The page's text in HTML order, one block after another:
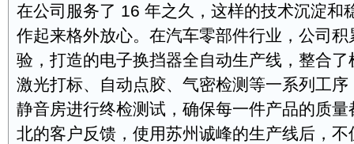
在公司服务了 16 年之久，这样的技术沉淀和
作起来格外放心。在汽车零部件行业，公司
验，打造的电子换挡器全自动生产线，整合
激光打标、自动点胶、气密检测等一系列工
静音房进行终检测试，确保每一件产品的质
北的客户反馈，使用苏州诚峰的生产线后，